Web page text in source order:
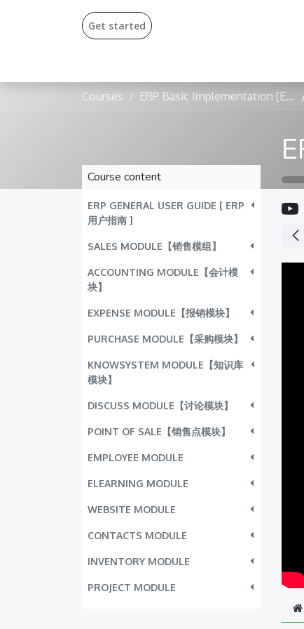
Get start​​ed​
Courses ERP Basic Implementation [English]
Course content
ERP GENERAL USER GUIDE [ ERP
用户指南 ]
SALES MODULE【销售模组】
ACCOUNTING MODULE【会计模
块】
EXPENSE MODULE【报销模块】
PURCHASE MODULE【采购模块】
KNOWSYSTEM MODULE【知识库
模块】
DISCUSS MODULE【讨论模块】
POINT OF SALE【销售点模块】
EMPLOYEE MODULE
ELEARNING MODULE
WEBSITE MODULE
CONTACTS MODULE
INVENTORY MODULE
PROJECT MODULE